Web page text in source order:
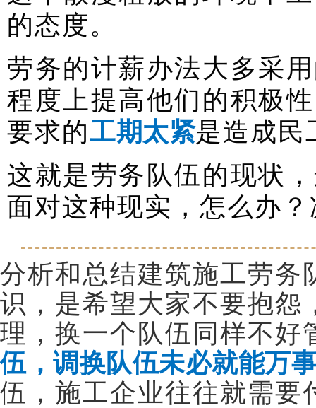
的态度。
劳务的计薪办法大多采
程度上提高他们的积极
要求的工期太紧是造成民
这就是劳务队伍的现状
面对这种现实，怎么办
分析和总结建筑施工劳务
识，是希望大家不要抱怨
理，换一个队伍同样不好
伍，调换队伍未必就能万
伍，施工企业往往就需要